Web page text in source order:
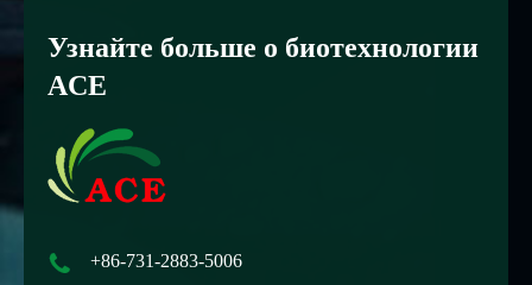
Узнайте больше о биотехнологии
ACE
 +86-731-2883-5006